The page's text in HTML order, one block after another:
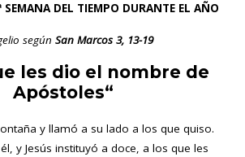
SEMANA DEL TIEMPO DURANTE EL AÑO
según San Marcos 3, 13-19
les dio el nombre de
Apóstoles“
y llamó a su lado a los que quiso.
y Jesús instituyó a doce, a los que les